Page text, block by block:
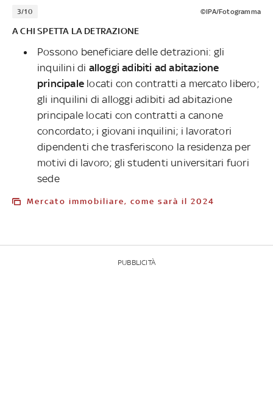
3/10 ©IPA/Fotogramma
A CHI SPETTA LA DETRAZIONE
Possono beneficiare delle detrazioni: gli
inquilini di alloggi adibiti ad abitazione
principale locati con contratti a mercato libero;
gli inquilini di alloggi adibiti ad abitazione
principale locati con contratti a canone
concordato; i giovani inquilini; i lavoratori
dipendenti che trasferiscono la residenza per
motivi di lavoro; gli studenti universitari fuori
sede
Mercato immobiliare, come sarà il 2024
PUBBLICITÀ